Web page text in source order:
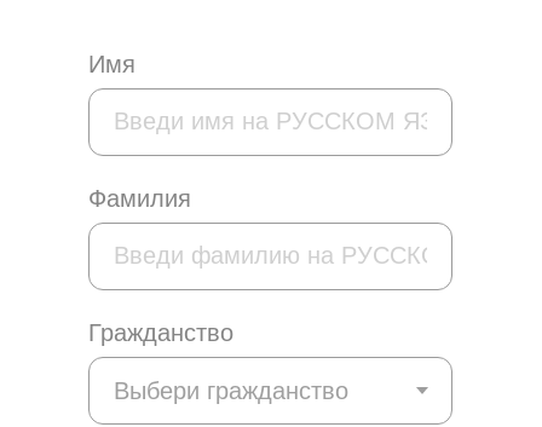
Имя
Фамилия
Гражданство